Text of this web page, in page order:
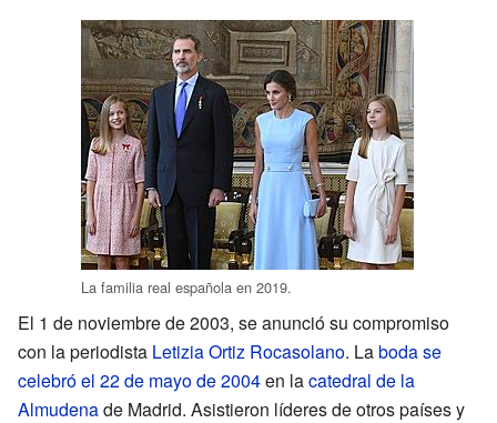
La familia real española en 2019.
El 1 de noviembre de 2003, se anunció su compromiso
con la periodista Letizia Ortiz Rocasolano. Laboda se
celebró el 22 de mayo de 2004en lacatedral de la
Almudenade Madrid. Asistieron líderes de otros países y